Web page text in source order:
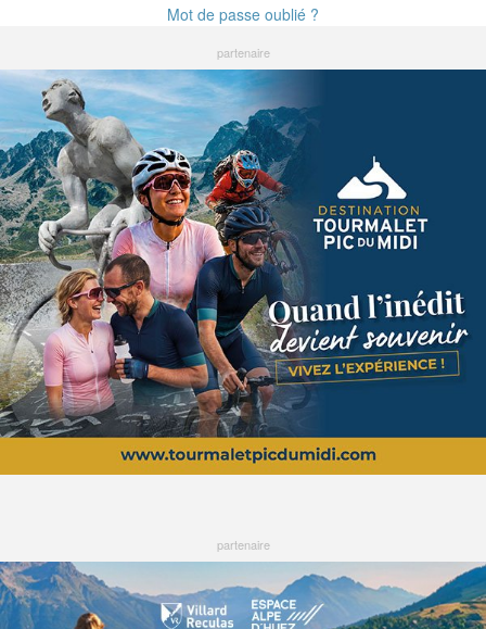
Mot de passe oublié ?